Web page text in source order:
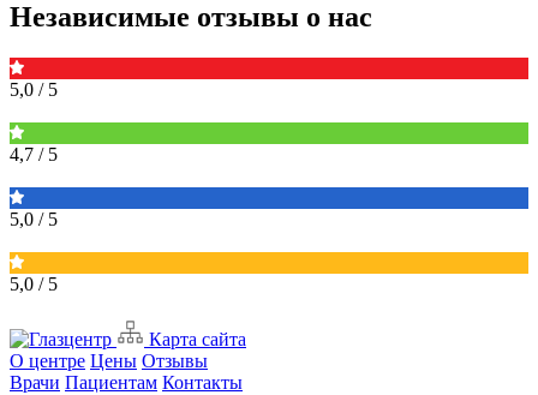
Независимые отзывы о нас
5,0 / 5
4,7 / 5
5,0 / 5
5,0 / 5
Карта сайта
О центре Цены Отзывы
Врачи Пациентам Контакты